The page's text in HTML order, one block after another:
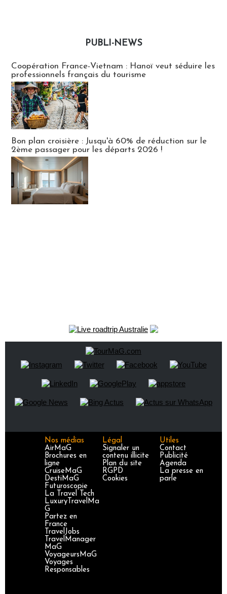
PUBLI-NEWS
Coopération France-Vietnam : Hanoï veut séduire les
professionnels français du tourisme
Bon plan croisière : Jusqu'à 60% de réduction sur le
2ème passager pour les départs 2026 !
Nos médias
AirMaG
Brochures en
ligne
CruiseMaG
DestiMaG
Futuroscopie
La Travel Tech
LuxuryTravelMa
G
Partez en
France
TravelJobs
TravelManager
MaG
VoyageursMaG
Voyages
Responsables
Légal
Signaler un
contenu illicite
Plan du site
RGPD
Cookies
Utiles
Contact
Publicité
Agenda
La presse en
parle